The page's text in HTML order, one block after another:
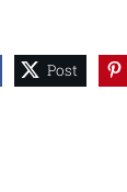
Post